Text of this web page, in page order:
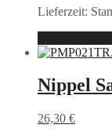
Lieferzeit:
Nippel
26,30 €